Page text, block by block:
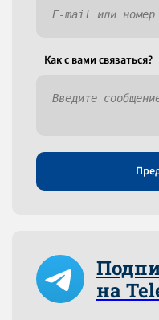
Как c вами связаться?
на